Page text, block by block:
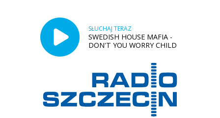
SŁUCHAJ TERAZ
SWEDISH HOUSE MAFIA -
DON'T YOU WORRY CHILD